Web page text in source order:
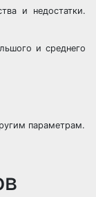
и недостатки.
и среднего
параметрам.